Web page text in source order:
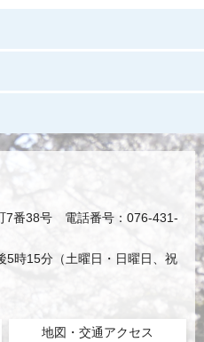
7番38号 電話番号：076-431-
5時15分（土曜日・日曜日、祝
地図・交通アクセス